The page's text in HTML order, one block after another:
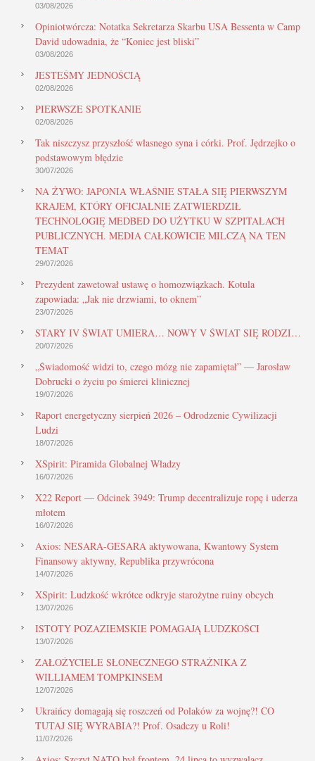
03/08/2026
Opiniotwórcza: Notatka Sekretarza Skarbu USA Bessenta w Camp
David udowadnia, że “Koniec jest bliski”
03/08/2026
JESTEŚMY JEDNOŚCIĄ
02/08/2026
PIERWSZE SPOTKANIE
02/08/2026
Tak niszczysz przyszłość własnego syna i córki. Prof. Jędrzejko o
podstawowym błędzie
30/07/2026
NA ŻYWO: JAPONIA WŁAŚNIE STAŁA SIĘ PIERWSZYM
KRAJEM, KTÓRY OFICJALNIE ZATWIERDZIŁ
TECHNOLOGIĘ MEDBED DO UŻYTKU W SZPITALACH
PUBLICZNYCH. MEDIA CAŁKOWICIE MILCZĄ NA TEN
TEMAT
29/07/2026
Prezydent zawetował ustawę o homozwiązkach. Kotula
zapowiada: „Jak nie drzwiami, to oknem”
23/07/2026
STARY IV ŚWIAT UMIERA… NOWY V ŚWIAT SIĘ RODZI…
20/07/2026
„Świadomość widzi to, czego mózg nie zapamiętał” — Jarosław
Dobrucki o życiu po śmierci klinicznej
19/07/2026
Raport energetyczny sierpień 2026 – Odrodzenie Cywilizacji
Ludzi
18/07/2026
XSpirit: Piramida Globalnej Władzy
16/07/2026
X22 Report — Odcinek 3949: Trump decentralizuje ropę i uderza
młotem
16/07/2026
Axios: NESARA-GESARA aktywowana, Kwantowy System
Finansowy aktywny, Republika przywrócona
14/07/2026
XSpirit: Ludzkość wkrótce odkryje starożytne ruiny obcych
13/07/2026
ISTOTY POZAZIEMSKIE POMAGAJĄ LUDZKOŚCI
13/07/2026
ZAŁOŻYCIELE SŁONECZNEGO STRAŻNIKA Z
WILLIAMEM TOMPKINSEM
12/07/2026
Ukraińcy domagają się roszczeń od Polaków za wojnę?! CO
TUTAJ SIĘ WYRABIA?! Prof. Osadczy u Roli!
11/07/2026